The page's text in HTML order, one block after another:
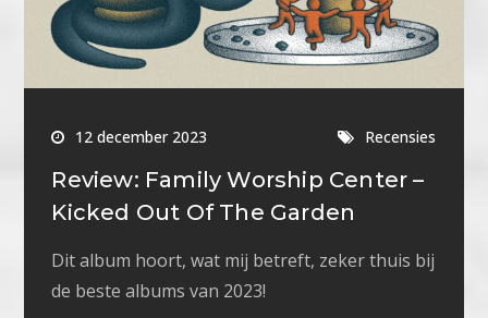
12 december 2023 Recensies
Review: Family Worship Center –
Kicked Out Of The Garden
Dit album hoort, wat mij betreft, zeker thuis bij
de beste albums van 2023!